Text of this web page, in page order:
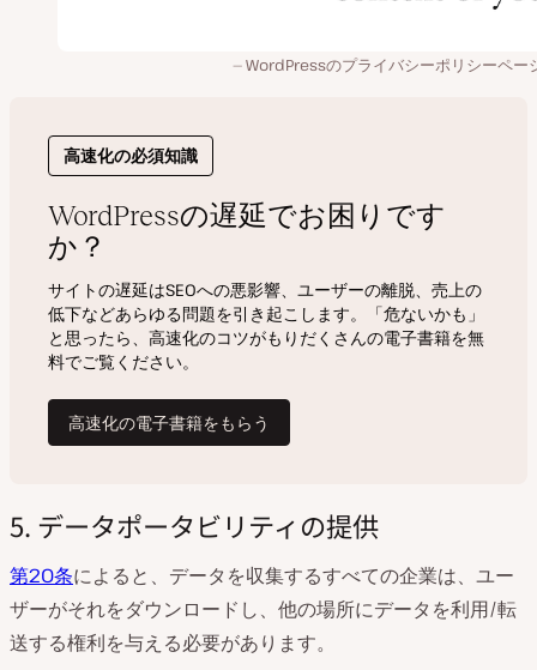
WordPressのプライバシーポリシーペー
5. データポータビリティの提供
第20条によると、データを収集するすべての企業は、ユー
ザーがそれをダウンロードし、他の場所にデータを利用/転
送する権利を与える必要があります。